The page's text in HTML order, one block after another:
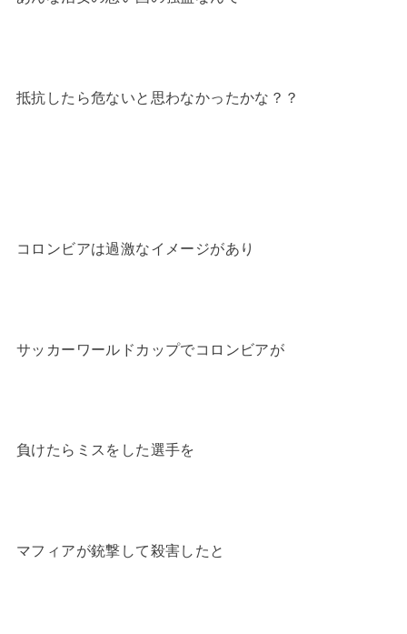
抵抗したら危ないと思わなかったかな？？
コロンビアは過激なイメージがあり
サッカーワールドカップでコロンビアが
負けたらミスをした選手を
マフィアが銃撃して殺害したと